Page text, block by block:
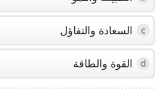
c السعادة والتفاؤل
d القوة والطاقة